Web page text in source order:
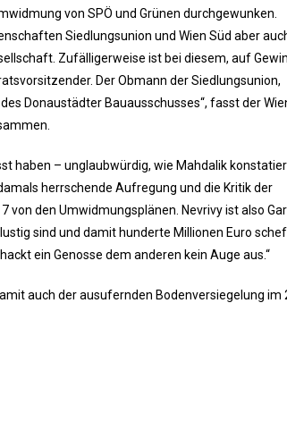
von SPÖ und Grünen durchgewunken.
Siedlungsunion und Wien Süd aber
Zufälligerweise ist bei diesem, auf
Der Obmann der Siedlungsunion,
Donaustädter Bauausschusses“, fasst der
haben – unglaubwürdig, wie Mahdalik
herrschende Aufregung und die Kritik der
von den Umwidmungsplänen. Nevrivy ist also
sind und damit hunderte Millionen Euro
ein Genosse dem anderen kein Auge aus.“
auch der ausufernden Bodenversiegelung im